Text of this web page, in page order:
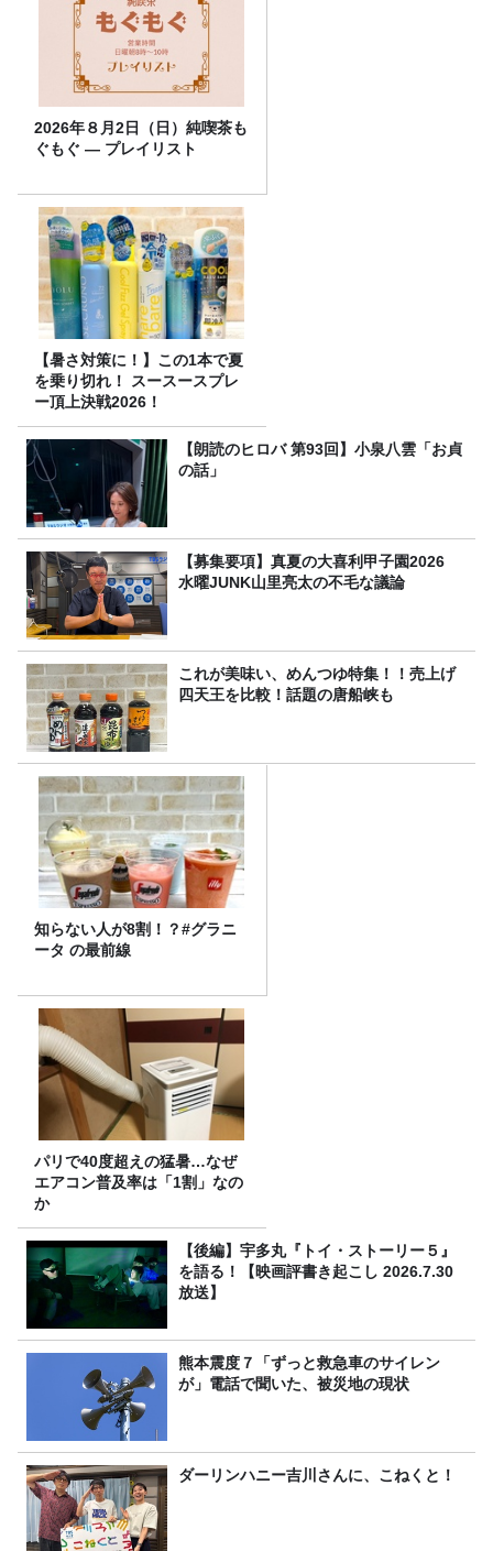
2026年８月2日（日）純喫茶も
ぐもぐ ― プレイリスト
【暑さ対策に！】この1本で夏
を乗り切れ！ スースースプレ
ー頂上決戦2026！
【朗読のヒロバ 第93回】小泉八雲「お貞
の話」
【募集要項】真夏の大喜利甲子園2026
水曜JUNK山里亮太の不毛な議論
これが美味い、めんつゆ特集！！売上げ
四天王を比較！話題の唐船峡も
知らない人が8割！？#グラニ
ータ の最前線
パリで40度超えの猛暑…なぜ
エアコン普及率は「1割」なの
か
【後編】宇多丸『トイ・ストーリー５』
を語る！【映画評書き起こし 2026.7.30
放送】
熊本震度７「ずっと救急車のサイレン
が」電話で聞いた、被災地の現状
ダーリンハニー吉川さんに、こねくと！